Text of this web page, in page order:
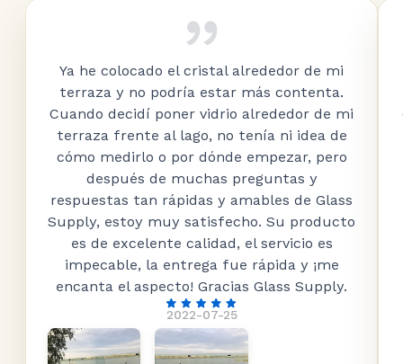
2022-07-25
Ya he colocado el cristal alrededor de mi
terraza y no podría estar más contenta.
Cuando decidí poner vidrio alrededor de mi
terraza frente al lago, no tenía ni idea de
cómo medirlo o por dónde empezar, pero
después de muchas preguntas y
respuestas tan rápidas y amables de Glass
Supply, estoy muy satisfecho. Su producto
es de excelente calidad, el servicio es
impecable, la entrega fue rápida y ¡me
encanta el aspecto! Gracias Glass Supply.